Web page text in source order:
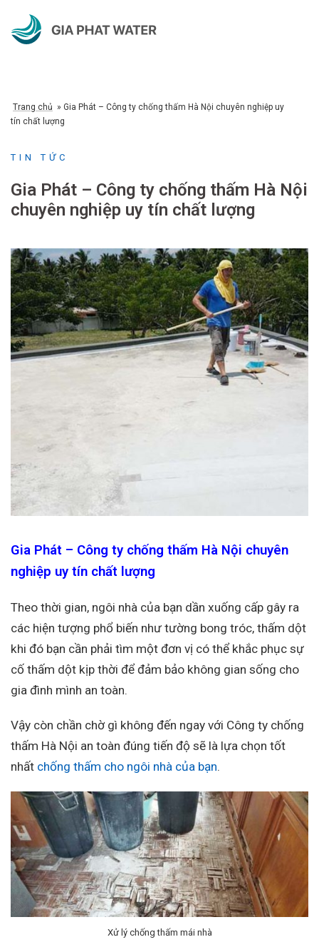
Trang chủ » Gia Phát – Công ty chống thấm Hà Nội chuyên nghiệp uy
tín chất lượng
TIN TỨC
Gia Phát – Công ty chống thấm Hà Nội
chuyên nghiệp uy tín chất lượng
Gia Phát – Công ty chống thấm Hà Nội chuyên
nghiệp uy tín chất lượng
Theo thời gian, ngôi nhà của bạn dần xuống cấp gây ra
các hiện tượng phổ biến như tường bong tróc, thấm dột
khi đó bạn cần phải tìm một đơn vị có thể khắc phục sự
cố thấm dột kịp thời để đảm bảo không gian sống cho
gia đình mình an toàn.
Vậy còn chần chờ gì không đến ngay với Công ty chống
thấm Hà Nội an toàn đúng tiến độ sẽ là lựa chọn tốt
nhất chống thấm cho ngôi nhà của bạn.
Xử lý chống thấm mái nhà